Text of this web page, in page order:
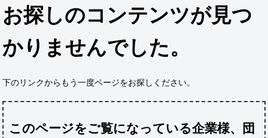
お探しのコンテンツが見つ
かりませんでした。
下のリンクからもう一度ページをお探しください。
このページをご覧になっている企業様、団